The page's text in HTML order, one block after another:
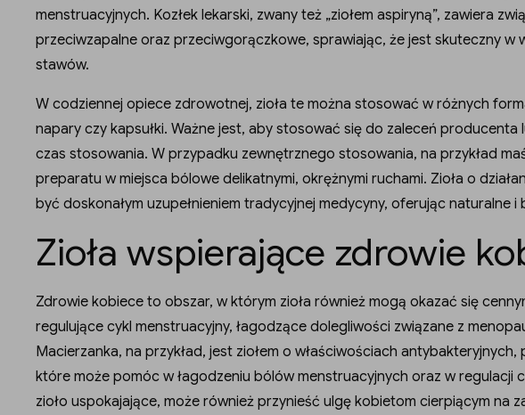
menstruacyjnych. Kozłek lekarski, zwany też „ziołem aspiryną”, zawiera
przeciwzapalne oraz przeciwgorączkowe, sprawiając, że jest skuteczny w
stawów.
W codziennej opiece zdrowotnej, zioła te można stosować w różnych
napary czy kapsułki. Ważne jest, aby stosować się do zaleceń
czas stosowania. W przypadku zewnętrznego stosowania, na przykład
preparatu w miejsca bólowe delikatnymi, okrężnymi ruchami. Zioła o
być doskonałym uzupełnieniem tradycyjnej medycyny, oferując naturalne
Zioła wspierające zdrowie
Zdrowie kobiece to obszar, w którym zioła również mogą okazać się
regulujące cykl menstruacyjny, łagodzące dolegliwości związane z
Macierzanka, na przykład, jest ziołem o właściwościach
które może pomóc w łagodzeniu bólów menstruacyjnych oraz w regulacji
zioło uspokajające, może również przynieść ulgę kobietom cierpiącym na